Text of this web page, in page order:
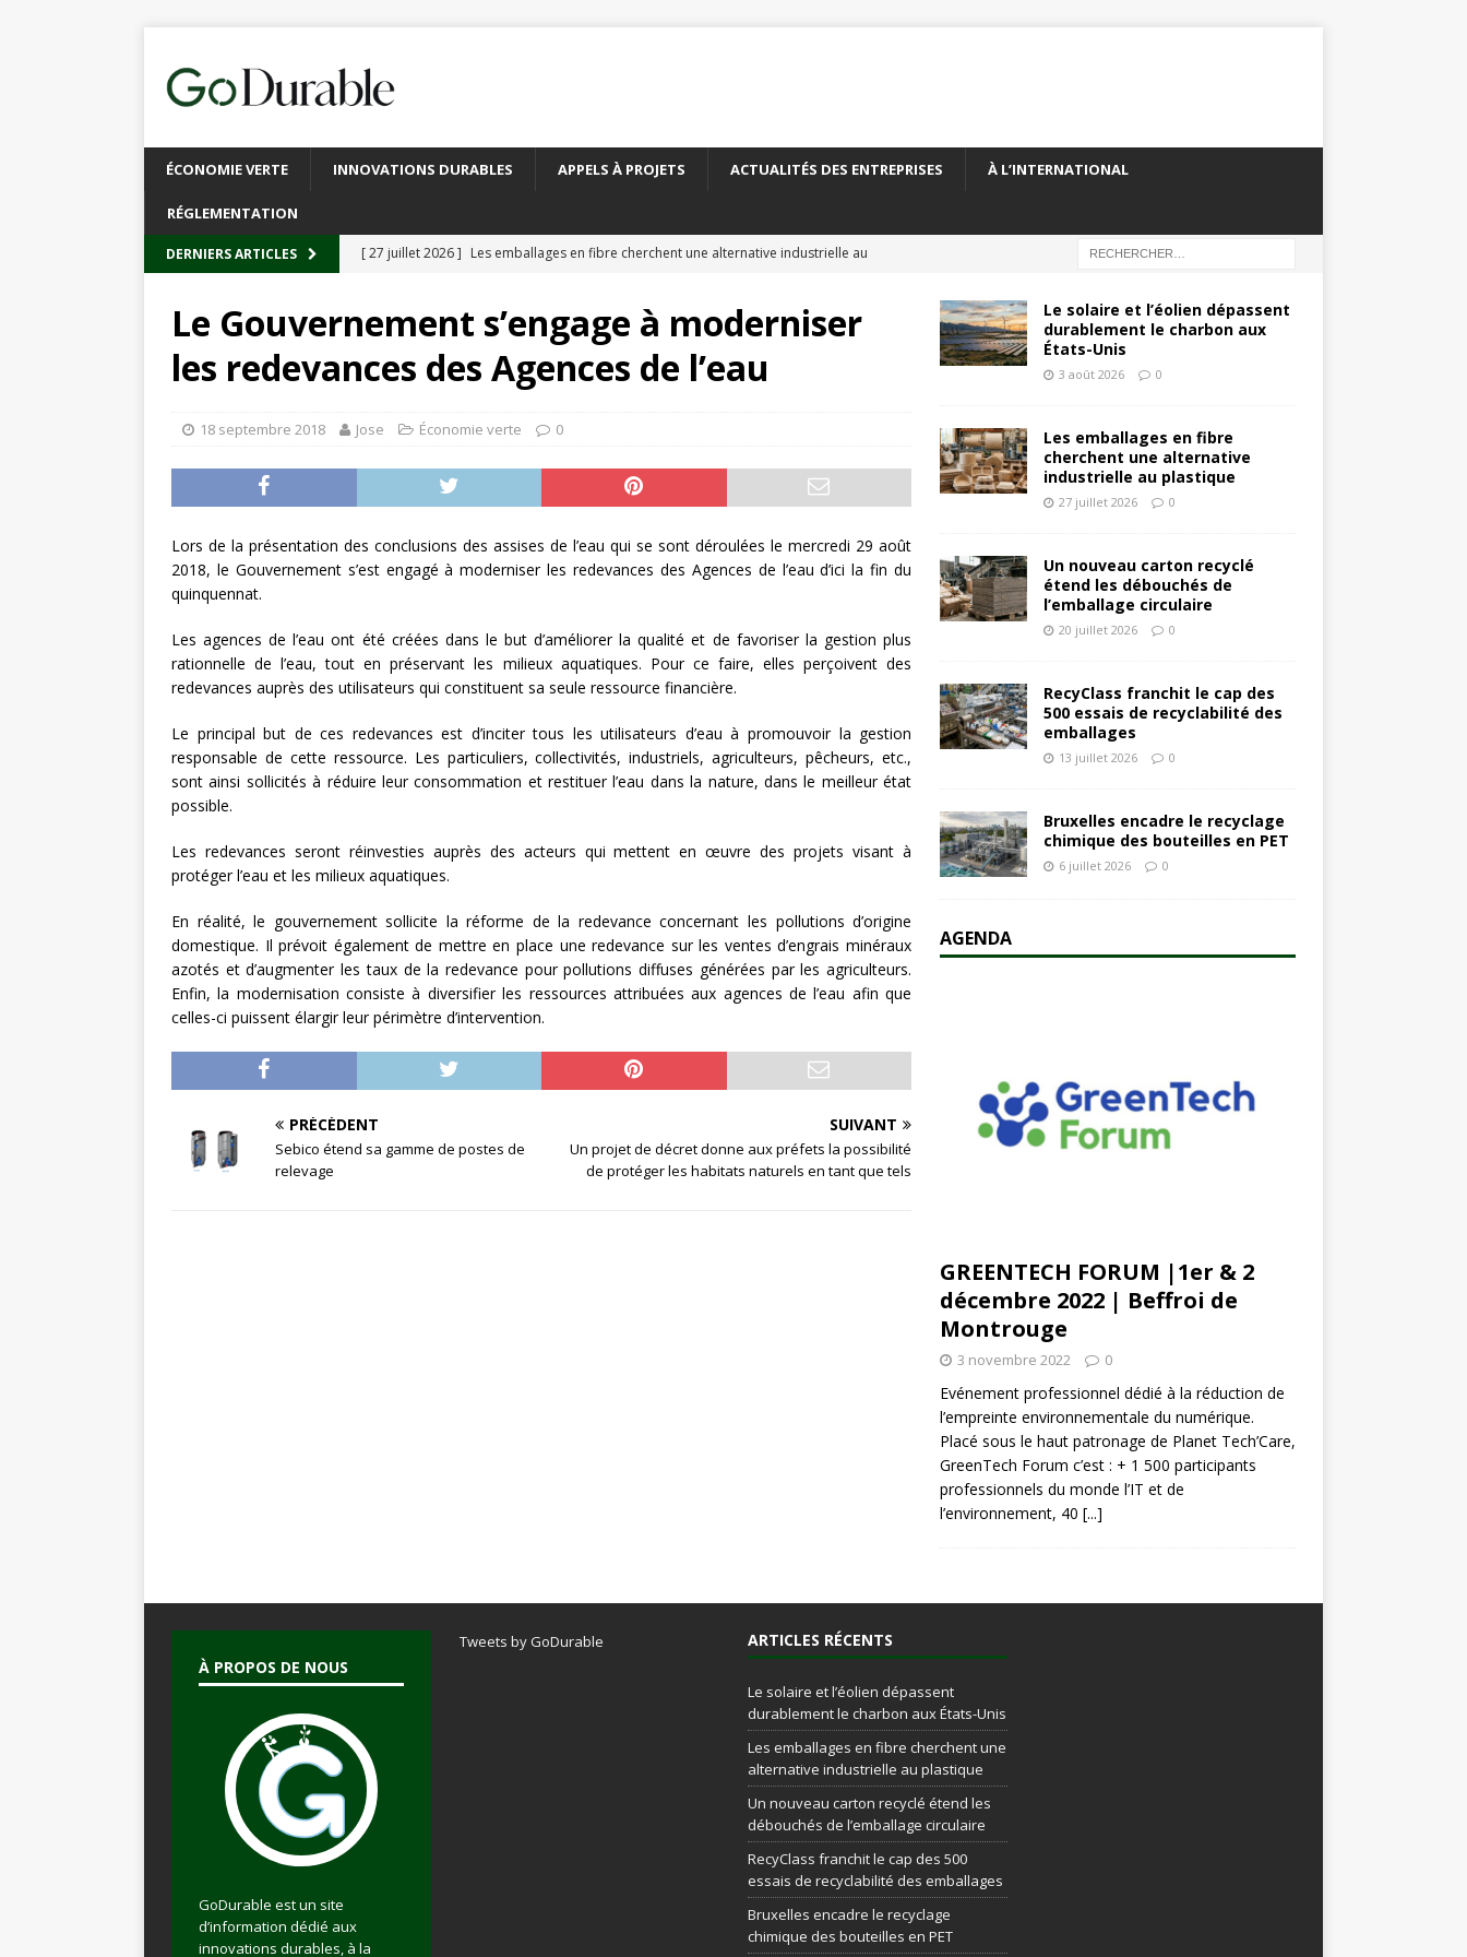
ÉCONOMIE VERTE INNOVATIONS DURABLES APPELS À PROJETS ACTUALITÉS DES ENTREPRISES À L’INTERNATIONAL
RÉGLEMENTATION
DERNIERS ARTICLES [ 27 juillet 2026 ] Les emballages en fibre cherchent une alternative industrielle au
[ 20 juillet 2026 ] Un nouveau carton recyclé étend les débouchés de l’emballage
circulaire
ACTUALITÉS DES ENTREPRISES
emballages
ACTUALITÉS DES ENTREPRISES
[ 6 juillet 2026 ]
Bruxelles encadre le recyclage chimique des bouteilles en PET
L’INTERNATIONAL
[ 3 août 2026 ] Le solaire et l’éolien dépassent durablement le charbon aux États-Unis
Le Gouvernement s’engage à moderniser
les redevances des Agences de l’eau
18 septembre 2018 Jose Économie verte 0
Lors de la présentation des conclusions des assises de l’eau qui se sont déroulées le mercredi 29 août
2018, le Gouvernement s’est engagé à moderniser les redevances des Agences de l’eau d’ici la fin du
quinquennat.
Les agences de l’eau ont été créées dans le but d’améliorer la qualité et de favoriser la gestion plus
rationnelle de l’eau, tout en préservant les milieux aquatiques. Pour ce faire, elles perçoivent des
redevances auprès des utilisateurs qui constituent sa seule ressource financière.
Le principal but de ces redevances est d’inciter tous les utilisateurs d’eau à promouvoir la gestion
responsable de cette ressource. Les particuliers, collectivités, industriels, agriculteurs, pêcheurs, etc.,
sont ainsi sollicités à réduire leur consommation et restituer l’eau dans la nature, dans le meilleur état
possible.
Les redevances seront réinvesties auprès des acteurs qui mettent en œuvre des projets visant à
protéger l’eau et les milieux aquatiques.
En réalité, le gouvernement sollicite la réforme de la redevance concernant les pollutions d’origine
domestique. Il prévoit également de mettre en place une redevance sur les ventes d’engrais minéraux
azotés et d’augmenter les taux de la redevance pour pollutions diffuses générées par les agriculteurs.
Enfin, la modernisation consiste à diversifier les ressources attribuées aux agences de l’eau afin que
celles-ci puissent élargir leur périmètre d’intervention.
PRÉCÉDENT
Sebico étend sa gamme de postes de
relevage
SUIVANT
Un projet de décret donne aux préfets la possibilité
de protéger les habitats naturels en tant que tels
Le solaire et l’éolien dépassent
durablement le charbon aux
États-Unis
3 août 2026 0
Les emballages en fibre
cherchent une alternative
industrielle au plastique
27 juillet 2026 0
Un nouveau carton recyclé
étend les débouchés de
l’emballage circulaire
20 juillet 2026 0
RecyClass franchit le cap des
500 essais de recyclabilité des
emballages
13 juillet 2026 0
Bruxelles encadre le recyclage
chimique des bouteilles en PET
6 juillet 2026 0
AGENDA
GREENTECH FORUM |1er & 2
décembre 2022 | Beffroi de
Montrouge
3 novembre 2022 0
Evénement professionnel dédié à la réduction de
l’empreinte environnementale du numérique.
Placé sous le haut patronage de Planet Tech’Care,
GreenTech Forum c’est : + 1 500 participants
professionnels du monde l’IT et de
l’environnement, 40 [...]
À PROPOS DE NOUS
GoDurable est un site
d’information dédié aux
innovations durables, à la
Tweets by GoDurable ARTICLES RÉCENTS
Le solaire et l’éolien dépassent
durablement le charbon aux États-Unis
Les emballages en fibre cherchent une
alternative industrielle au plastique
Un nouveau carton recyclé étend les
débouchés de l’emballage circulaire
RecyClass franchit le cap des 500
essais de recyclabilité des emballages
Bruxelles encadre le recyclage
chimique des bouteilles en PET